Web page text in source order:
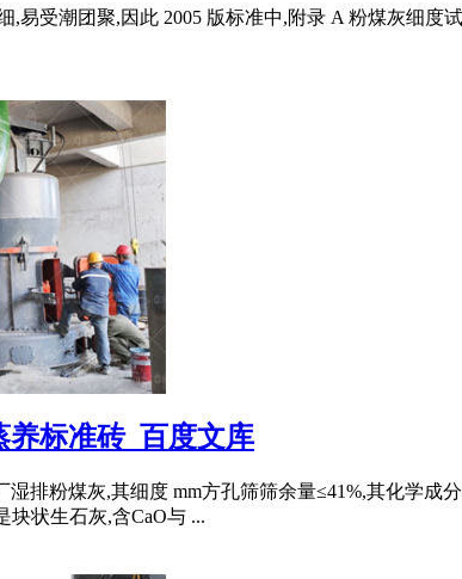
,易受潮团聚,因此 2005 版标准中,附录 A 粉煤灰细
标准砖_百度文库
排粉煤灰,其细度 mm方孔筛筛余量≤41%,其化学成
块状生石灰,含CaO与 ...